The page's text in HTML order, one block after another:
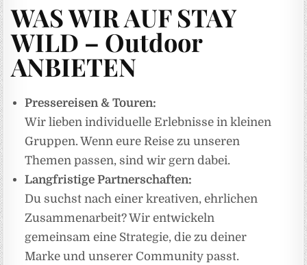
WAS WIR AUF STAY
WILD – Outdoor
ANBIETEN
Pressereisen & Touren:
Wir lieben individuelle Erlebnisse in kleinen
Gruppen. Wenn eure Reise zu unseren
Themen passen, sind wir gern dabei.
Langfristige Partnerschaften:
Du suchst nach einer kreativen, ehrlichen
Zusammenarbeit? Wir entwickeln
gemeinsam eine Strategie, die zu deiner
Marke und unserer Community passt.